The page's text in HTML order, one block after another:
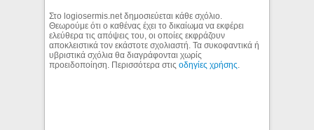
Στο logiosermis.net δημοσιεύεται κάθε σχόλιο.
Θεωρούμε ότι ο καθένας έχει το δικαίωμα να εκφέρει
ελεύθερα τις απόψεις του, οι οποίες εκφράζουν
αποκλειστικά τον εκάστοτε σχολιαστή. Τα συκοφαντικά ή
υβριστικά σχόλια θα διαγράφονται χωρίς
προειδοποίηση. Περισσότερα στιςοδηγίες χρήσης